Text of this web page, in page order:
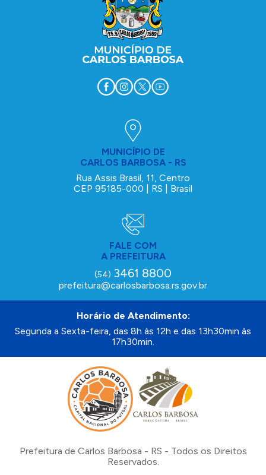
MUNICÍPIO DE
CARLOS BARBOSA - RS
Rua Assis Brasil, 11, Centro
CEP 95185-000 | RS | Brasil
FALE COM
A PREFEITURA
(54) 3461 8800
prefeitura@carlosbarbosa.rs.gov.br
Horário de Atendimento:
Segunda a Sexta-feira, das 8h às 12h e das 13h30min às
17h30min.
Prefeitura de Carlos Barbosa - RS - Todos os Direitos
Reservados.